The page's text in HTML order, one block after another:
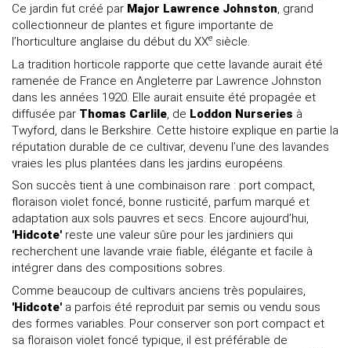
Ce jardin fut créé par Major Lawrence Johnston, grand
collectionneur de plantes et figure importante de
l’horticulture anglaise du début du XXe siècle.
La tradition horticole rapporte que cette lavande aurait été
ramenée de France en Angleterre par Lawrence Johnston
dans les années 1920. Elle aurait ensuite été propagée et
diffusée par Thomas Carlile , de Loddon Nurseries à
Twyford, dans le Berkshire. Cette histoire explique en partie la
réputation durable de ce cultivar, devenu l’une des lavandes
vraies les plus plantées dans les jardins européens.
Son succès tient à une combinaison rare : port compact,
floraison violet foncé, bonne rusticité, parfum marqué et
adaptation aux sols pauvres et secs. Encore aujourd’hui,
'Hidcote' reste une valeur sûre pour les jardiniers qui
recherchent une lavande vraie fiable, élégante et facile à
intégrer dans des compositions sobres.
Comme beaucoup de cultivars anciens très populaires,
'Hidcote' a parfois été reproduit par semis ou vendu sous
des formes variables. Pour conserver son port compact et
sa floraison violet foncé typique, il est préférable de